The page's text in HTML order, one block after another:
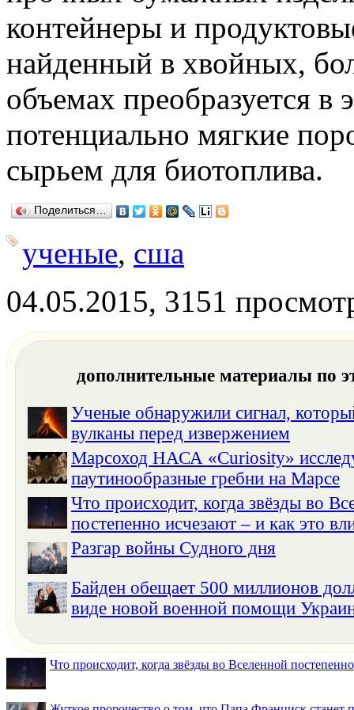
контейнеры и
найденный в хвойных,
объемах преобразуется в
потенциально мягкие
сырьем для биотоплива.
Поделиться…
ученые, сша
04.05.2015, 3151
дополнительные материалы по
Ученые обнаружили сигнал,
вулканы перед извержением
Марсоход НАСА «Curiosity»
паутинообразные гребни на Марсе
Что происходит, когда звёзды во
постепенно исчезают – и как это
Разгар войны Судного дня
Байден обещает 500 миллионов
виде новой военной помощи
Что происходит, когда звёзды во Вселенной